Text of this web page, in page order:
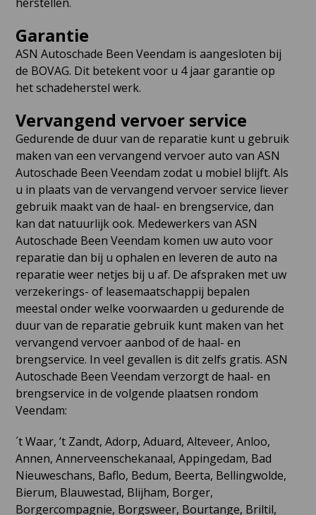
Garantie
ASN Autoschade Been Veendam is aangesloten bij
de BOVAG. Dit betekent voor u 4 jaar garantie op
het schadeherstel werk.
Vervangend vervoer service
Gedurende de duur van de reparatie kunt u gebruik
maken van een vervangend vervoer auto van ASN
Autoschade Been Veendam zodat u mobiel blijft. Als
u in plaats van de vervangend vervoer service liever
gebruik maakt van de haal- en brengservice, dan
kan dat natuurlijk ook. Medewerkers van ASN
Autoschade Been Veendam komen uw auto voor
reparatie dan bij u ophalen en leveren de auto na
reparatie weer netjes bij u af. De afspraken met uw
verzekerings- of leasemaatschappij bepalen
meestal onder welke voorwaarden u gedurende de
duur van de reparatie gebruik kunt maken van het
vervangend vervoer aanbod of de haal- en
brengservice. In veel gevallen is dit zelfs gratis. ASN
Autoschade Been Veendam verzorgt de haal- en
brengservice in de volgende plaatsen rondom
Veendam:
´t Waar, ’t Zandt, Adorp, Aduard, Alteveer, Anloo,
Annen, Annerveenschekanaal, Appingedam, Bad
Nieuweschans, Baflo, Bedum, Beerta, Bellingwolde,
Bierum, Blauwestad, Blijham, Borger,
Borgercompagnie, Borgsweer, Bourtange, Briltil,